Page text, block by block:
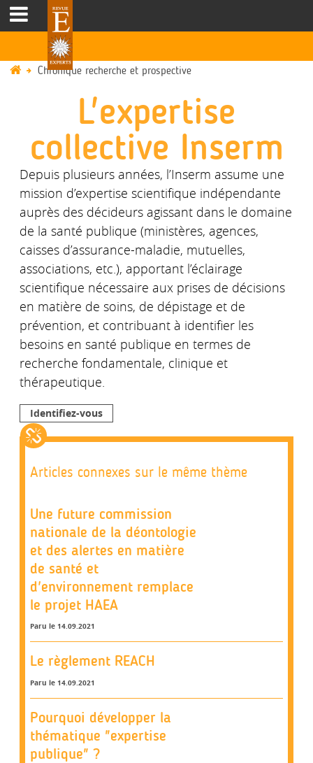
Chronique recherche et prospective
L'expertise
collective Inserm
Depuis plusieurs années, l’Inserm assume une
mission d’expertise scientifique indépendante
auprès des décideurs agissant dans le domaine
de la santé publique (ministères, agences,
caisses d’assurance-maladie, mutuelles,
associations, etc.), apportant l’éclairage
scientifique nécessaire aux prises de décisions
en matière de soins, de dépistage et de
prévention, et contribuant à identifier les
besoins en santé publique en termes de
recherche fondamentale, clinique et
thérapeutique.
Identifiez-vous
Articles connexes sur le même thème
Une future commission
nationale de la déontologie
et des alertes en matière
de santé et
d'environnement remplace
le projet HAEA
Paru le 14.09.2021
Le règlement REACH
Paru le 14.09.2021
Pourquoi développer la
thématique "expertise
publique" ?